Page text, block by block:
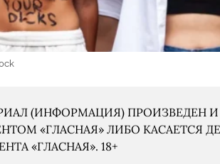
(ИНФОРМАЦИЯ) ПРОИЗВЕДЕН И
«ГЛАСНАЯ» ЛИБО КАСАЕТСЯ
«ГЛАСНАЯ». 18+